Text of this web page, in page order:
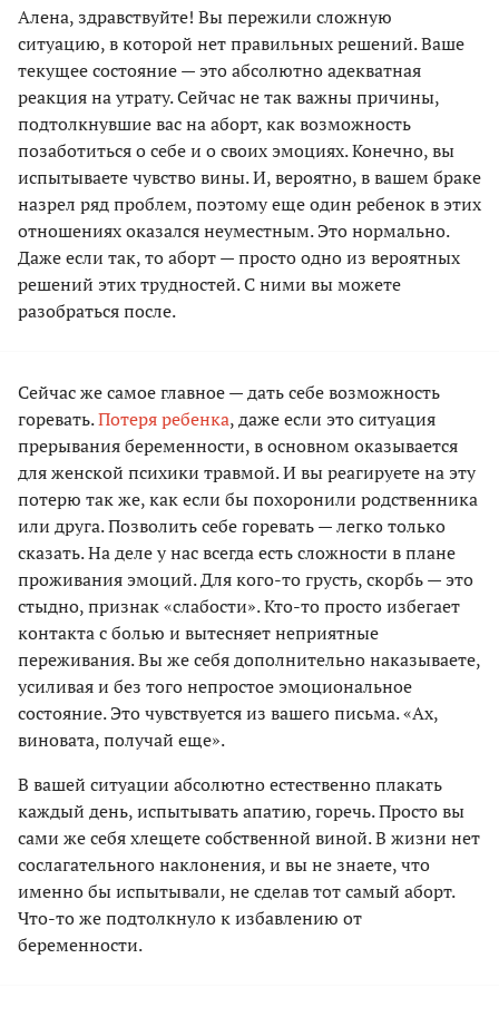
Алена, здравствуйте! Вы пережили сложную
ситуацию, в которой нет правильных решений. Ваше
текущее состояние — это абсолютно адекватная
реакция на утрату. Сейчас не так важны причины,
подтолкнувшие вас на аборт, как возможность
позаботиться о себе и о своих эмоциях. Конечно, вы
испытываете чувство вины. И, вероятно, в вашем браке
назрел ряд проблем, поэтому еще один ребенок в этих
отношениях оказался неуместным. Это нормально.
Даже если так, то аборт — просто одно из вероятных
решений этих трудностей. С ними вы можете
разобраться после.
Сейчас же самое главное — дать себе возможность
горевать.Потеря ребенка, даже если это ситуация
прерывания беременности, в основном оказывается
для женской психики травмой. И вы реагируете на эту
потерю так же, как если бы похоронили родственника
или друга. Позволить себе горевать — легко только
сказать. На деле у нас всегда есть сложности в плане
проживания эмоций. Для кого-то грусть, скорбь — это
стыдно, признак «слабости». Кто-то просто избегает
контакта с болью и вытесняет неприятные
переживания. Вы же себя дополнительно наказываете,
усиливая и без того непростое эмоциональное
состояние. Это чувствуется из вашего письма. «Ах,
виновата, получай еще».
В вашей ситуации абсолютно естественно плакать
каждый день, испытывать апатию, горечь. Просто вы
сами же себя хлещете собственной виной. В жизни нет
сослагательного наклонения, и вы не знаете, что
именно бы испытывали, не сделав тот самый аборт.
Что-то же подтолкнуло к избавлению от
беременности.